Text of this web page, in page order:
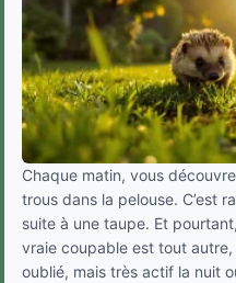
Chaque matin, vous
trous dans la pelouse. C’est
suite à une taupe. Et
vraie coupable est tout
oublié, mais très actif la nuit